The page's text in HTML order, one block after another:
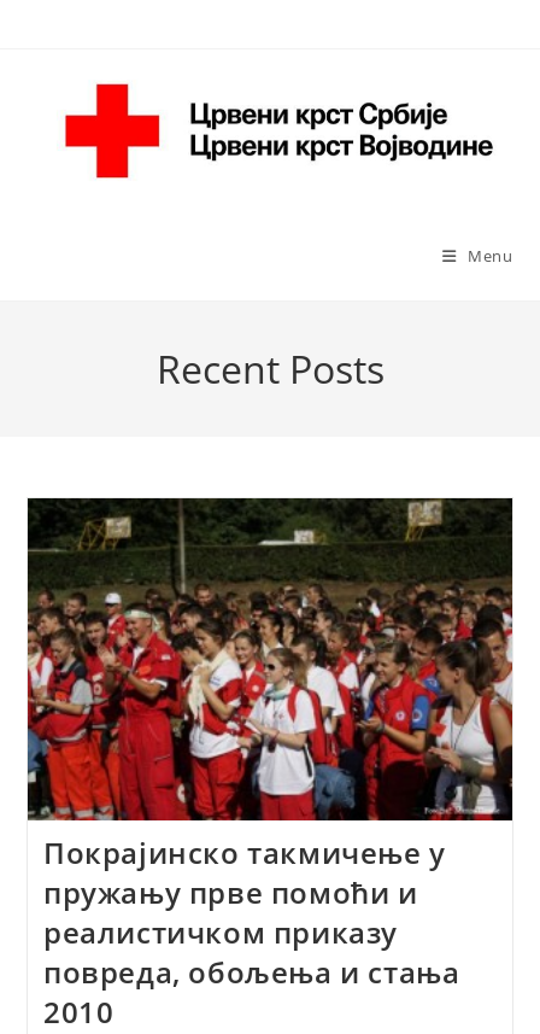
Menu
Recent Posts
Покрајинско такмичење у
пружању прве помоћи и
реалистичком приказу
повреда, обољења и стања
2010